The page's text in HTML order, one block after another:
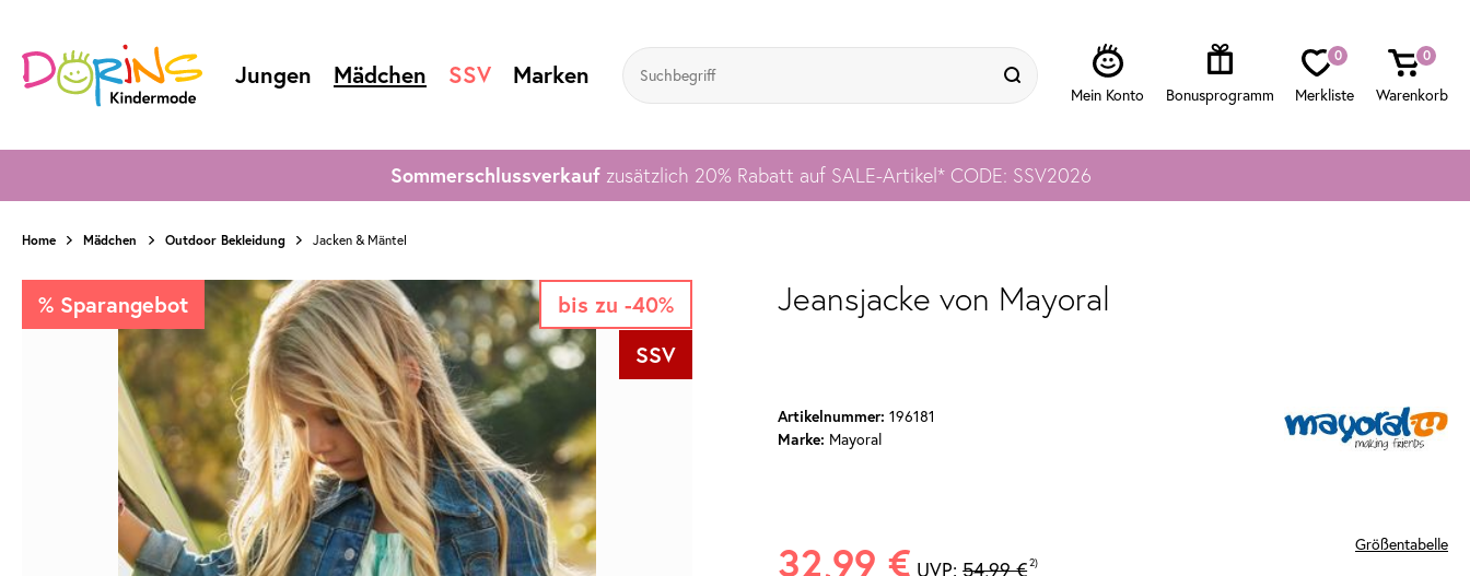
Jungen Mädchen SSV Marken
0 0
Sommerschlussverkaufzusätzlich 20% Rabatt auf SALE-Artikel* CODE: SSV2026
Home Mädchen Outdoor Bekleidung Jacken & Mäntel
bis zu -40%
% Sparangebot
SSV
Jeansjacke von Mayoral
Artikelnummer: 196181
Marke: Mayoral
Größentabelle
32,99 € UVP:54,99 €2)